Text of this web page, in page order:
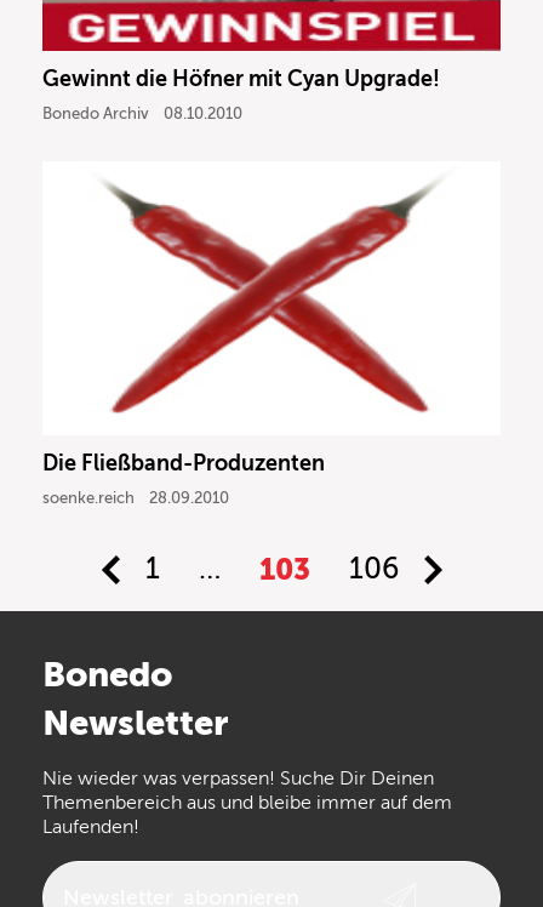
Gewinnt die Höfner mit Cyan Upgrade!
Bonedo Archiv 08.10.2010
Die Fließband-Produzenten
soenke.reich 28.09.2010
1 … 103 106
Bonedo
Newsletter
Nie wieder was verpassen! Suche Dir Deinen
Themenbereich aus und bleibe immer auf dem
Laufenden!